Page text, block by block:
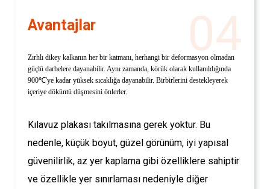
04
Avantajlar
Zırhlı dikey kalkanın her bir katmanı, herhangi bir deformasyon olmadan
güçlü darbelere dayanabilir. Aynı zamanda, körük olarak kullanıldığında
900℃'ye kadar yüksek sıcaklığa dayanabilir. Birbirlerini destekleyerek
içeriye döküntü düşmesini önlerler.
Kılavuz plakası takılmasına gerek yoktur. Bu
nedenle, küçük boyut, güzel görünüm, iyi yapısal
güvenilirlik, az yer kaplama gibi özelliklere sahiptir
ve özellikle yer sınırlaması nedeniyle diğer